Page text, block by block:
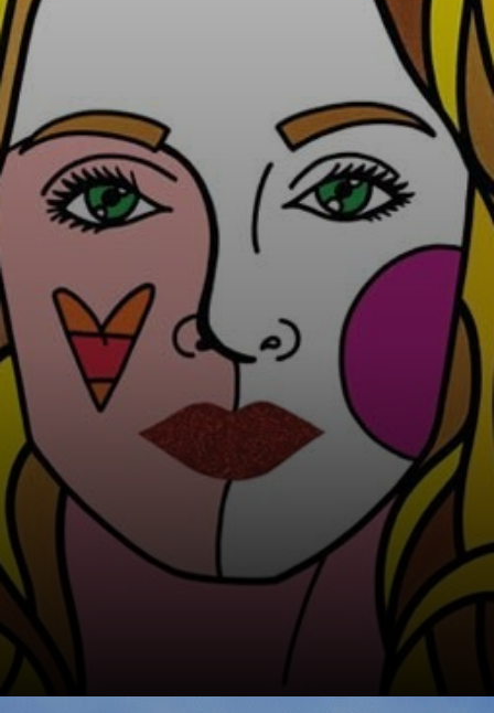
erklärte, dass er
als Kind in
Brasilien Kontakt
mit der dunklen
Seite der
Menschheit hatte
und deshalb
begann, zu malen,
um Licht und
Farbe in sein
Leben zu bringen.